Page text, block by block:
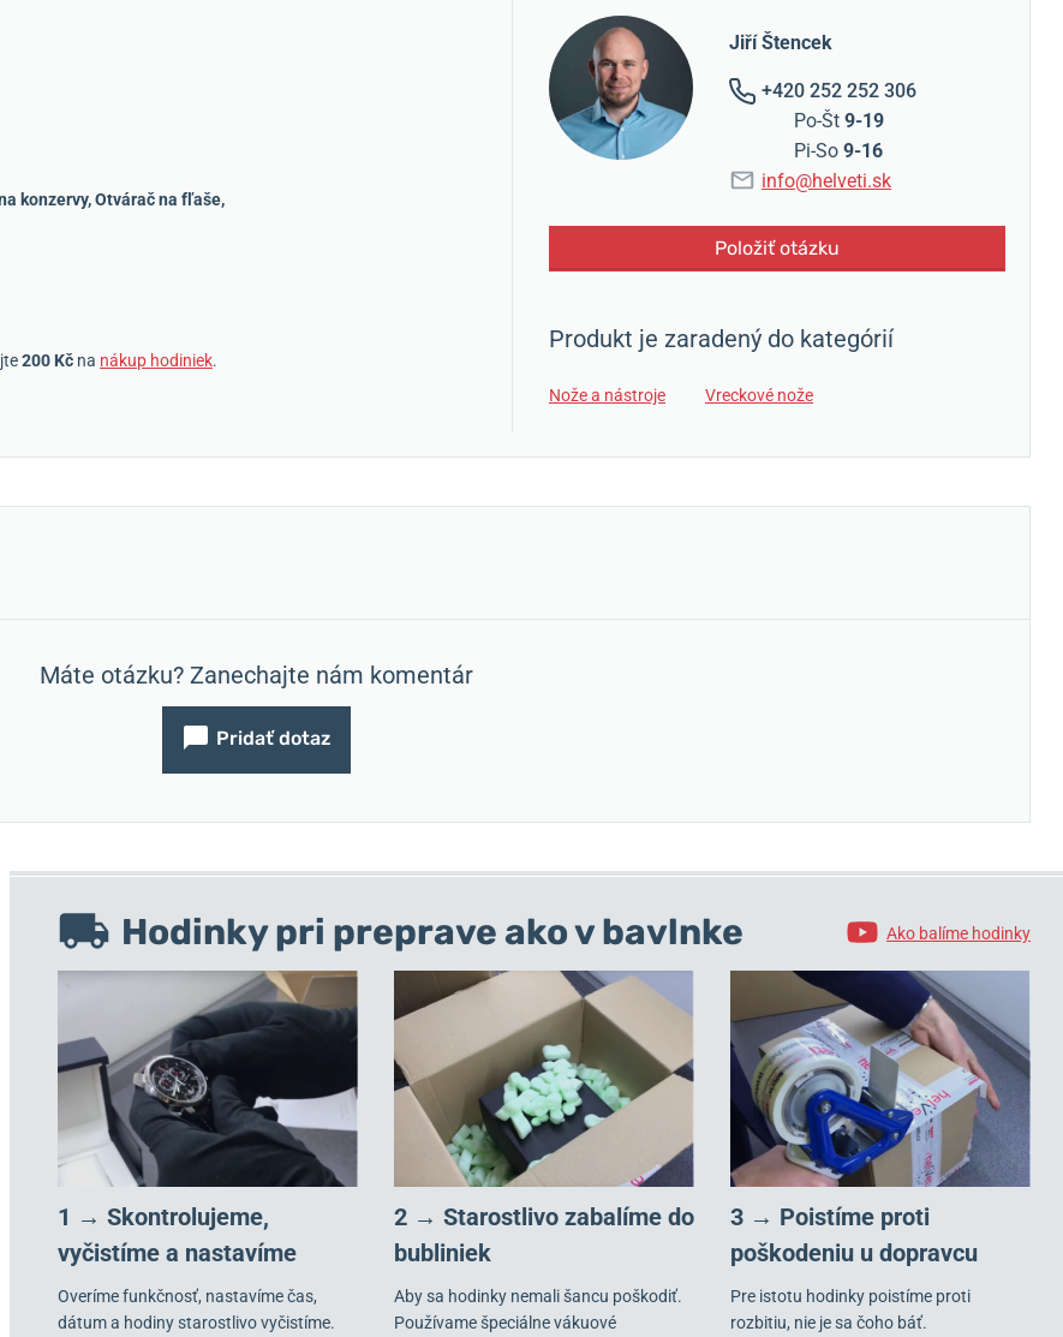
konzervy,Otvárač na fľaše,
200 Kč na nákup hodiniek.
Jiří Štencek
+420 252 252 306
Po-Št 9-19
Pi-So 9-16
info@helveti.sk
Položiť otázku
Produkt je zaradený do kategórií
Nože a nástroje Vreckové nože
Máte otázku? Zanechajte nám komentár
Pridať dotaz
Ako balíme hodinky
Hodinky pri preprave ako v bavlnke
1 → Skontrolujeme,
vyčistíme a nastavíme
Overíme funkčnosť, nastavíme čas,
dátum a hodiny starostlivo vyčistíme.
2 → Starostlivo zabalíme do
bubliniek
Aby sa hodinky nemali šancu poškodiť.
Používame špeciálne vákuové
3 → Poistíme proti
poškodeniu u dopravcu
Pre istotu hodinky poistíme proti
rozbitiu, nie je sa čoho báť.